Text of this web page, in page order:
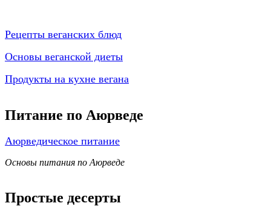
Рецепты веганских блюд
Основы веганской диеты
Продукты на кухне вегана
Питание по Аюрведе
Аюрведическое питание
Основы питания по Аюрведе
Простые десерты